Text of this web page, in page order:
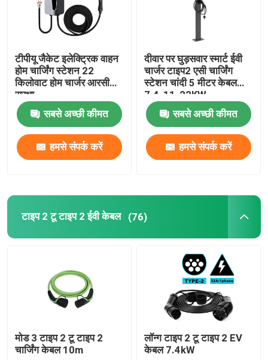
कारखाना भ्रमण
गुणवत्ता नियंत्रण
संपर्क करें
समाचार
एक उद्धरण का अनुरोध करें
वाणिज्यिक डीसी चार्जिंग समाधान
होम चार्जिंग
टीपीयू जैकेट इलेक्ट्रिक वाहन
होम चार्जिंग स्टेशन 22
किलोवाट होम चार्जर आरसीडी
सुरक्षा
सबसे अच्छी कीमत
हमसे संपर्क करें
दीवार पर घुड़सवार स्मार्ट ईवी
चार्जर टाइप2 एसी चार्जिंग
स्टेशन चांदी 5 मीटर केबल
7.4-11-22KW
सबसे अच्छी कीमत
हमसे संपर्क करें
टाइप 2 टू टाइप 2 ईवी केबल (76)
मोड 3 टाइप 2 टू टाइप 2
चार्जिंग केबल 10m
लॉन्ग टाइप 2 टू टाइप 2 EV
केबल 7.4kW